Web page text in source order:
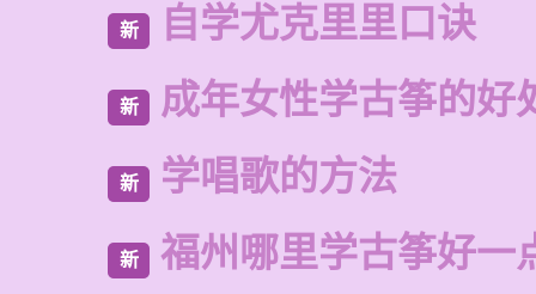
新 自学尤克里里口诀
新 成年女性学古筝的好
新 学唱歌的方法
新 福州哪里学古筝好一